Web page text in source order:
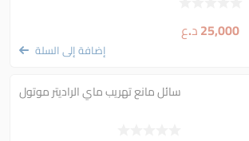
25,000د.ع
إضافة إلى السلة
سائل مانع تهريب ماي الراديتر موتول